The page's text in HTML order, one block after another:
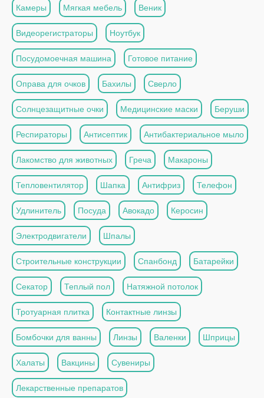
Камеры Мягкая мебель Веник
Видеорегистраторы Ноутбук
Посудомоечная машина Готовое питание
Оправа для очков Бахилы Сверло
Солнцезащитные очки Медицинские маски Беруши
Респираторы Антисептик Антибактериальное мыло
Лакомство для животных Греча Макароны
Тепловентилятор Шапка Антифриз Телефон
Удлинитель Посуда Авокадо Керосин
Электродвигатели Шпалы
Строительные конструкции Спанбонд Батарейки
Секатор Теплый пол Натяжной потолок
Тротуарная плитка Контактные линзы
Бомбочки для ванны Линзы Валенки Шприцы
Халаты Вакцины Сувениры
Лекарственные препаратов